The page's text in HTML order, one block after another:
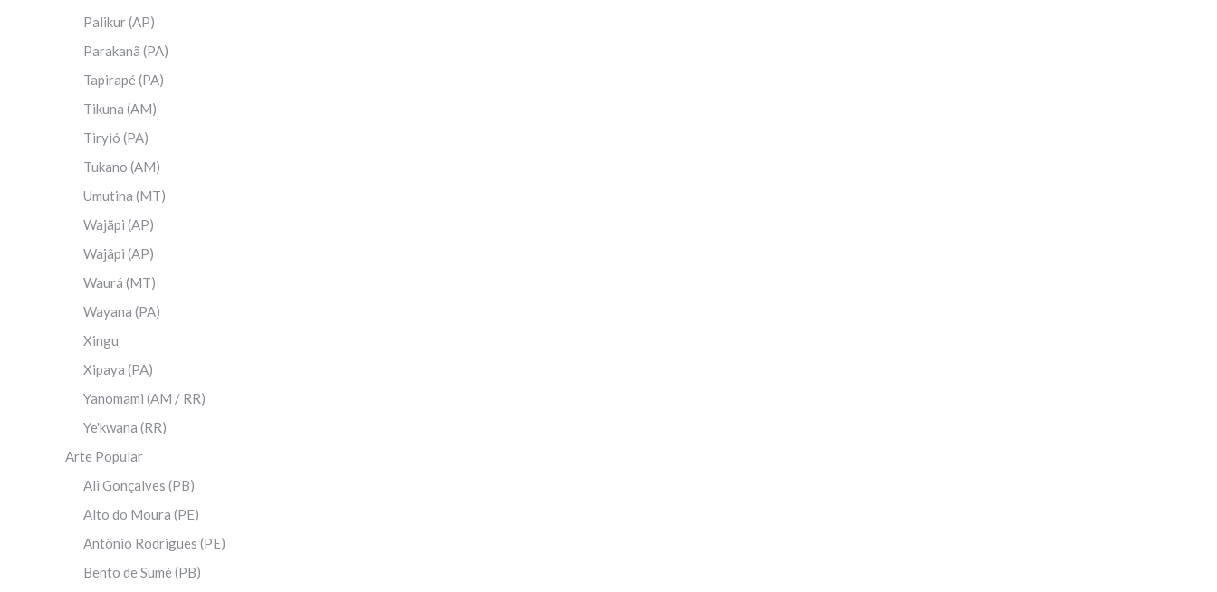
Palikur (AP)
Parakanã (PA)
Tapirapé (PA)
Tikuna (AM)
Tiryió (PA)
Tukano (AM)
Umutina (MT)
Wajãpi (AP)
Wajâpi (AP)
Waurá (MT)
Wayana (PA)
Xingu
Xipaya (PA)
Yanomami (AM / RR)
Ye'kwana (RR)
Arte Popular
Ali Gonçalves (PB)
Alto do Moura (PE)
Antônio Rodrigues (PE)
Bento de Sumé (PB)